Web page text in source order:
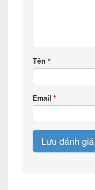
Tên
Email
Lưu đánh giá